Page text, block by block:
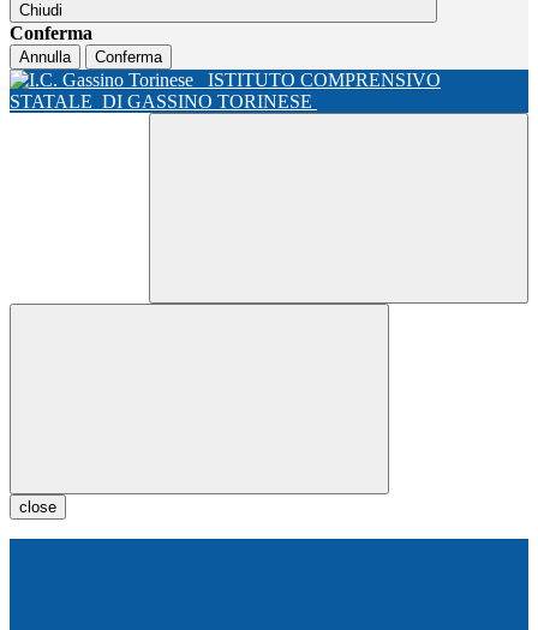
Chiudi
Conferma
Annulla Conferma
ISTITUTO COMPRENSIVO
STATALE DI GASSINO TORINESE
close